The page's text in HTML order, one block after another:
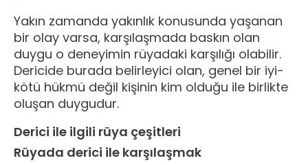
Yakın zamanda yakınlık konusunda yaşanan
bir olay varsa, karşılaşmada baskın olan
duygu o deneyimin rüyadaki karşılığı olabilir.
Dericide burada belirleyici olan, genel bir iyi-
kötü hükmü değil kişinin kim olduğu ile birlikte
oluşan duygudur.
Derici ile ilgili rüya çeşitleri
Rüyada derici ile karşılaşmak